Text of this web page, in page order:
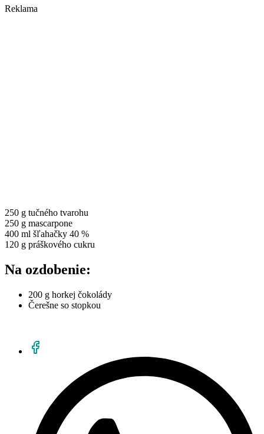
Reklama
250 g tučného tvarohu
250 g mascarpone
400 ml šľahačky 40 %
120 g práškového cukru
Na ozdobenie:
200 g horkej čokolády
Čerešne so stopkou